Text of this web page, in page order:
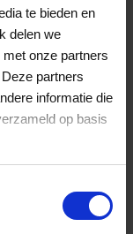
te bieden en
delen we
onze partners
partners
informatie die
op basis